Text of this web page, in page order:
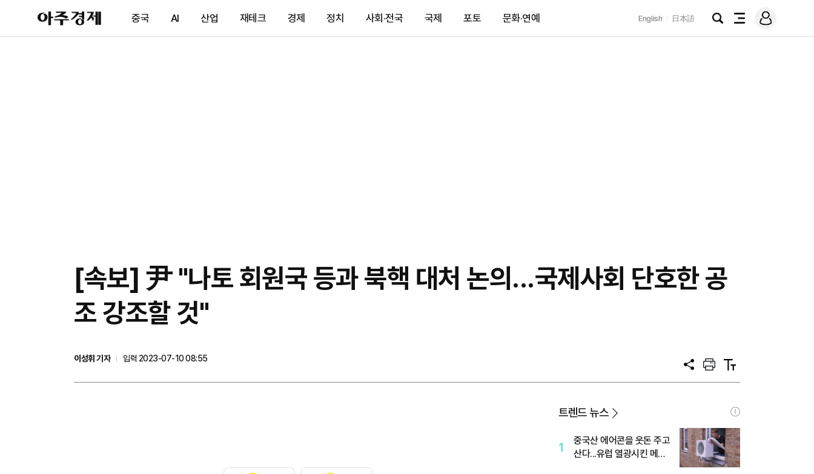
아
주
제
중국 AI 산업 재테크 경제 정치 사회·전국 국제 포토 문화·연예 English 日本語
검
전
메
그
[속보] 尹 "나토 회원국 등과 북핵 대처 논의...국제사회 단호한 공
조 강조할 것"
이성휘 기자
입력 2023-07-10 08:55
공
프
트
텍
트
트렌드 뉴스
1
중국산 에어콘을 웃돈 주고
산다...유럽 열광시킨 메이